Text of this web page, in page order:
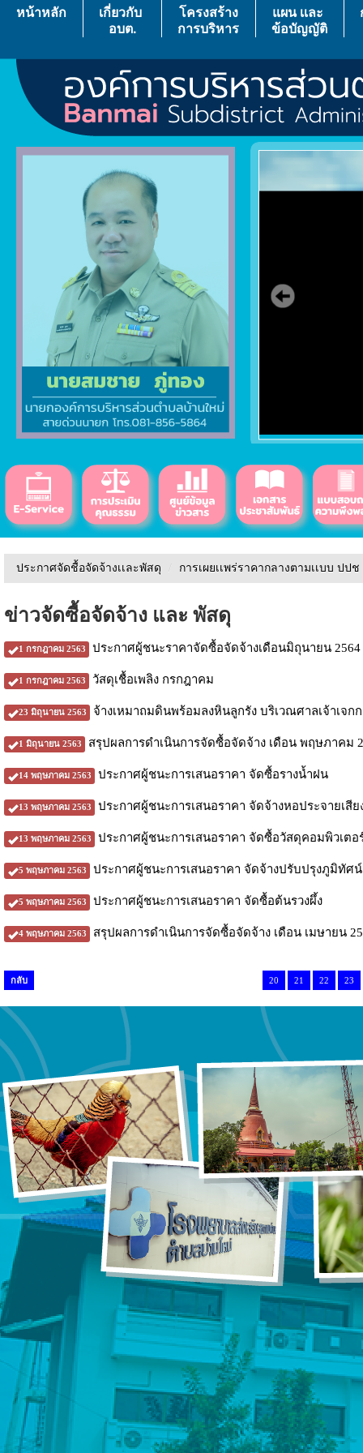
หน้าหลัก
เกี่ยวกับ
อบต.
โครงสร้าง
การบริหาร
แผน เเละ
ข้อบัญญัติ
ประกาศจัดชื้อจัดจ้างเเละพัสดุ / การเผยเเพร่ราคากลางตามเเบบ ปปช
ข่าวจัดซื้อจัดจ้าง และ พัสดุ
1 กรกฎาคม 2563 ประกาศผู้ชนะราคาจัดซื้อจัดจ้างเดือนมิถุนายน 2564
1 กรกฎาคม 2563 วัสดุเชื้อเพลิง กรกฎาคม
23 มิถุนายน 2563 จ้างเหมาถมดินพร้อมลงหินลูกรัง บริเวณศาลเจ้าเจก
1 มิถุนายน 2563 สรุปผลการดำเนินการจัดซื้อจัดจ้าง เดือน พฤษภาคม
14 พฤษภาคม 2563 ประกาศผู้ชนะการเสนอราคา จัดซื้อรางน้ำฝน
13 พฤษภาคม 2563 ประกาศผู้ชนะการเสนอราคา จัดจ้างหอประจายเสีย
13 พฤษภาคม 2563 ประกาศผู้ชนะการเสนอราคา จัดซื้อวัสดุคอมพิวเตอ
5 พฤษภาคม 2563 ประกาศผู้ชนะการเสนอราคา จัดจ้างปรับปรุงภูมิทัศน์
5 พฤษภาคม 2563 ประกาศผู้ชนะการเสนอราคา จัดซื้อต้นรวงผึ้ง
4 พฤษภาคม 2563 สรุปผลการดำเนินการจัดซื้อจัดจ้าง เดือน เมษายน
กลับ 20 21 22 23